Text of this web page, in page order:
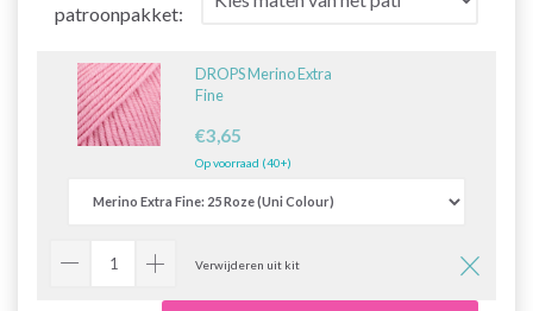
patroonpakket:
DROPS Merino Extra
Fine
€3,65
Op voorraad (40+)
Verwijderen uit kit